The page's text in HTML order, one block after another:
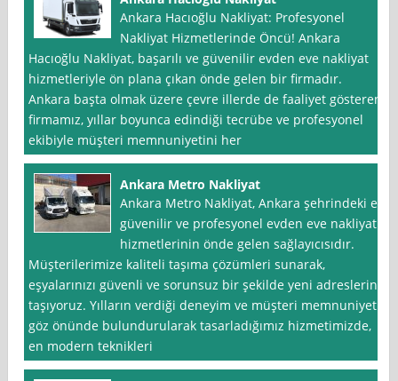
Ankara Hacıoğlu Nakliyat: Profesyonel
Nakliyat Hizmetlerinde Öncü! Ankara
Hacıoğlu Nakliyat, başarılı ve güvenilir evden eve nakliyat
hizmetleriyle ön plana çıkan önde gelen bir firmadır.
Ankara başta olmak üzere çevre illerde de faaliyet gösteren
firmamız, yıllar boyunca edindiği tecrübe ve profesyonel
ekibiyle müşteri memnuniyetini her
Ankara Metro Nakliyat
Ankara Metro Nakliyat, Ankara şehrindeki en
güvenilir ve profesyonel evden eve nakliyat
hizmetlerinin önde gelen sağlayıcısıdır.
Müşterilerimize kaliteli taşıma çözümleri sunarak,
eşyalarınızı güvenli ve sorunsuz bir şekilde yeni adreslerine
taşıyoruz. Yılların verdiği deneyim ve müşteri memnuniyeti
göz önünde bulundurularak tasarladığımız hizmetimizde,
en modern teknikleri